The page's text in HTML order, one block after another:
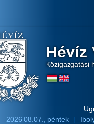
Hévíz
Közigazgatási
2026.08.07., péntek